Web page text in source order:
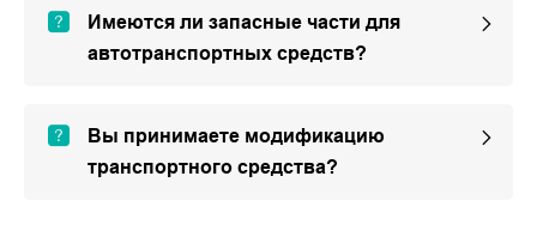
Имеются ли запасные части для
автотранспортных средств?
Вы принимаете модификацию
транспортного средства?